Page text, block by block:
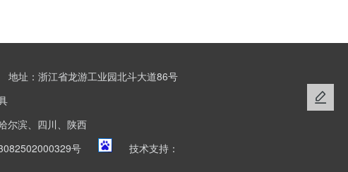
地址：浙江省龙游工业园北斗大道86号
尔滨、四川、陕西
号 技术支持：